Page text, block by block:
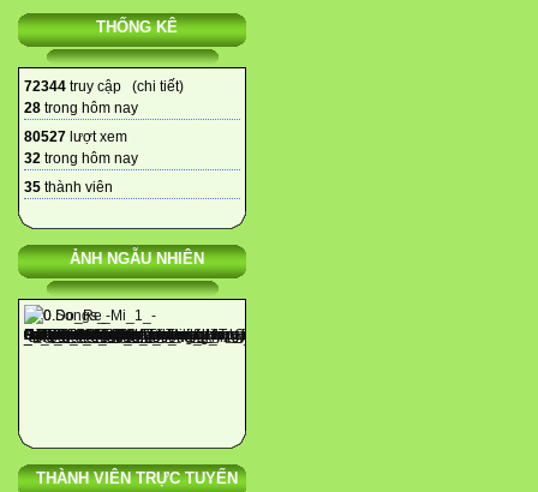
THỐNG KÊ
72344 truy cập (chi tiết)
28 trong hôm nay
80527 lượt xem
32 trong hôm nay
35 thành viên
ẢNH NGẪU NHIÊN
THÀNH VIÊN TRỰC TUYẾN